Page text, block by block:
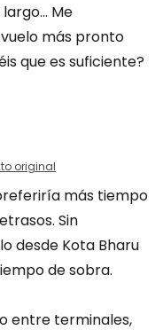
Me
más pronto
que es suficiente?
original
más tiempo
Sin
desde Kota Bharu
de sobra.
entre terminales,